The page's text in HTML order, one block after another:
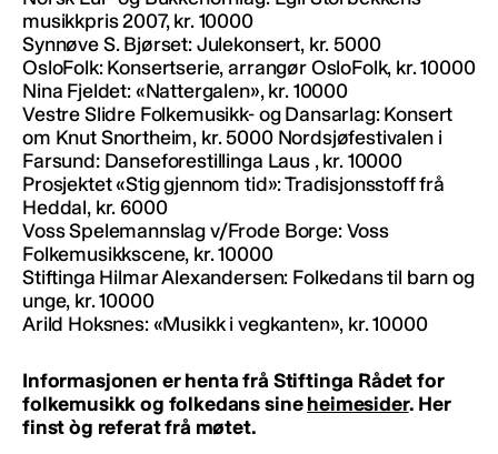
musikkpris 2007, kr. 10000
Synnøve S. Bjørset: Julekonsert, kr. 5000
OsloFolk: Konsertserie, arrangør OsloFolk, kr. 10000
Nina Fjeldet: «Nattergalen», kr. 10000
Vestre Slidre Folkemusikk- og Dansarlag: Konsert
om Knut Snortheim, kr. 5000 Nordsjøfestivalen i
Farsund: Danseforestillinga Laus , kr. 10000
Prosjektet «Stig gjennom tid»: Tradisjonsstoff frå
Heddal, kr. 6000
Voss Spelemannslag v/Frode Borge: Voss
Folkemusikkscene, kr. 10000
Stiftinga Hilmar Alexandersen: Folkedans til barn og
unge, kr. 10000
Arild Hoksnes: «Musikk i vegkanten», kr. 10000
Informasjonen er henta frå Stiftinga Rådet for
folkemusikk og folkedans sineheimesider. Her
finst òg referat frå møtet.